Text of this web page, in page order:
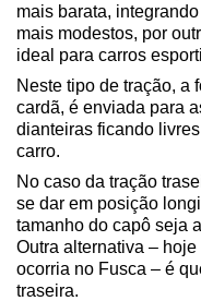
mais barata,
mais modestos, por
ideal para carros
Neste tipo de tração, a
cardã, é enviada para
dianteiras ficando
carro.
No caso da tração
se dar em posição
tamanho do capô seja
Outra alternativa –
ocorria no Fusca – é
traseira.